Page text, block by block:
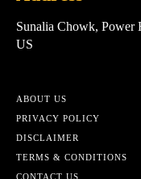
Sunalia Chowk,
US
ABOUT US
PRIVACY POLICY
DISCLAIMER
TERMS & CONDITIONS
CONTACT US